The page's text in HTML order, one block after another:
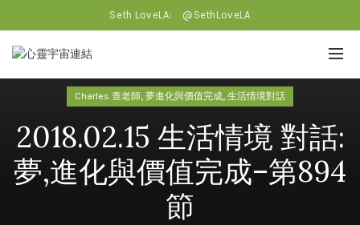
Seth LoveLA: @SethLoveLA
Charles 查老師, 夢進化與價值完成, 生活情境對話
2018.02.15 生活情境 對話:
夢,進化與價值完成–第894
節